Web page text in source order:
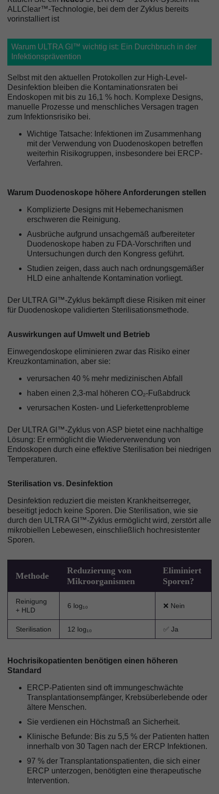
ALLClear™-Technologie, bei dem der Zyklus bereits
vorinstalliert ist
Warum ULTRA GI™ wichtig ist: Ein Durchbruch in der
Infektionsprävention
Selbst mit den aktuellen Protokollen zur High-Level-
Desinfektion bleiben die Kontaminationsraten bei
Endoskopen mit bis zu 16,1 % hoch. Komplexe Designs,
manuelle Prozesse und menschliches Versagen tragen
zum Infektionsrisiko bei.
Wichtige Tatsache: Infektionen im Zusammenhang
mit der Verwendung von Duodenoskopen betreffen
weiterhin Risikogruppen, insbesondere bei ERCP-
Verfahren.
Warum Duodenoskope höhere Anforderungen stellen
Komplizierte Designs mit Hebemechanismen
erschweren die Reinigung.
Ausbrüche aufgrund unsachgemäß aufbereiteter
Duodenoskope haben zu FDA-Vorschriften und
Untersuchungen durch den Kongress geführt.
Studien zeigen, dass auch nach ordnungsgemäßer
HLD eine anhaltende Kontamination vorliegt.
Der ULTRA GI™-Zyklus bekämpft diese Risiken mit einer
für Duodenoskope validierten Sterilisationsmethode.
Auswirkungen auf Umwelt und Betrieb
Einwegendoskope eliminieren zwar das Risiko einer
Kreuzkontamination, aber sie:
verursachen 40 % mehr medizinischen Abfall
haben einen 2,3-mal höheren CO₂-Fußabdruck
verursachen Kosten- und Lieferkettenprobleme
Der ULTRA GI™-Zyklus von ASP bietet eine nachhaltige
Lösung: Er ermöglicht die Wiederverwendung von
Endoskopen durch eine effektive Sterilisation bei niedrigen
Temperaturen.
Sterilisation vs. Desinfektion
Desinfektion reduziert die meisten Krankheitserreger,
beseitigt jedoch keine Sporen. Die Sterilisation, wie sie
durch den ULTRA GI™-Zyklus ermöglicht wird, zerstört alle
mikrobiellen Lebewesen, einschließlich hochresistenter
Sporen.
Methode
Reduzierung von
Mikroorganismen
Eliminiert
Sporen?
Reinigung
+ HLD
6 log₁₀ ❌ Nein
Sterilisation 12 log₁₀ ✅ Ja
Hochrisikopatienten benötigen einen höheren
Standard
ERCP-Patienten sind oft immungeschwächte
Transplantationsempfänger, Krebsüberlebende oder
ältere Menschen.
Sie verdienen ein Höchstmaß an Sicherheit.
Klinische Befunde: Bis zu 5,5 % der Patienten hatten
innerhalb von 30 Tagen nach der ERCP Infektionen.
97 % der Transplantationspatienten, die sich einer
ERCP unterzogen, benötigten eine therapeutische
Intervention.